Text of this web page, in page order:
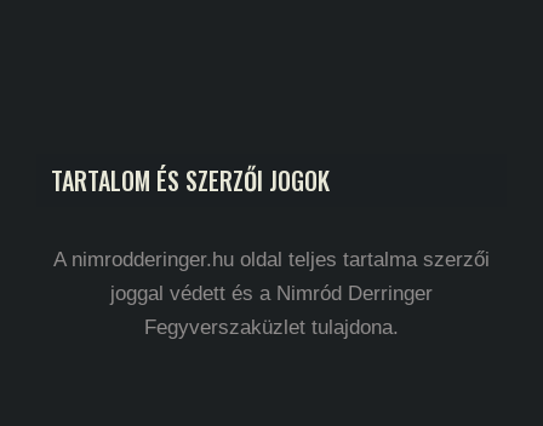
TARTALOM ÉS SZERZŐI JOGOK
A nimrodderinger.hu oldal teljes tartalma szerzői
joggal védett és a Nimród Derringer
Fegyverszaküzlet tulajdona.